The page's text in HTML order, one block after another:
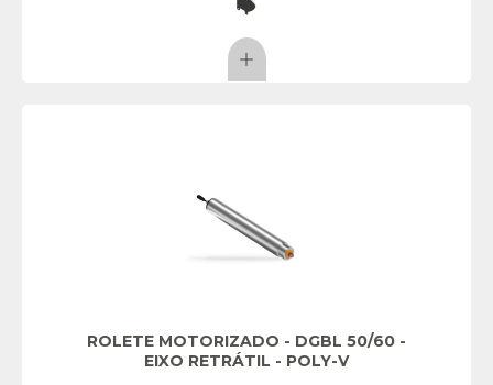
ROLETE MOTORIZADO - DGBL 50/60 -
EIXO RETRÁTIL - POLY-V